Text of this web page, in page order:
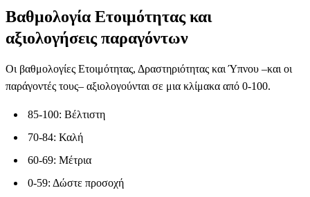
Βαθμολογία Ετοιμότητας και
αξιολογήσεις παραγόντων
Οι βαθμολογίες Ετοιμότητας, Δραστηριότητας και Ύπνου –και οι
παράγοντές τους– αξιολογούνται σε μια κλίμακα από 0-100.
85-100: Βέλτιστη
70-84: Καλή
60-69: Μέτρια
0-59: Δώστε προσοχή